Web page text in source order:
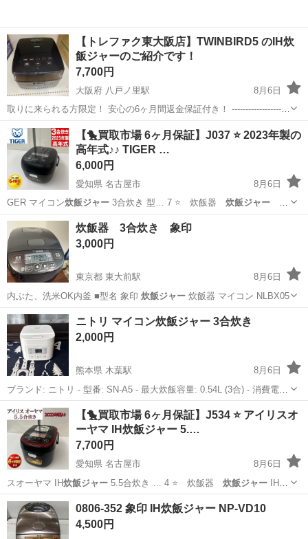
【トレファク東大阪店】TWINBIRD5 のIH炊
飯ジャーのご紹介です！
7,700円
大阪府 八戸ノ里駅
8月6日
取りに来られる方限定！ 安心の6ヶ月間返金保証付き！ ---------------------
--------------------------- ●商品情報 メーカー：TWINBIRD 型番 ：RM-
D793 ...
大阪 東大阪市 八戸ノ里駅 キッチン家電 TWINBIRD
【🐤買取市場 6ヶ月保証】J037 ⭐ 2023年製の
高年式♪♪ TIGER …
6,000円
愛知県 名古屋市
8月6日
GER マイコン炊飯ジャー3合炊き 型… 7 ⭐ 炊飯器 炊飯ジャー
TIGER マ…
愛知 名古屋市 キッチン家電 TIGER
炊飯器 3合炊き 象印
3,000円
東京都 東大前駅
8月6日
内ぶた、洗米OK内釜 ■型名 象印 炊飯ジャー炊飯器 マイコン NLBX05
東京 文京区 東大前駅 キッチン家電
ニトリ マイコン炊飯ジャー 3合炊き
2,000円
熊本県 木葉駅
8月6日
ブランド: ニトリ - 型番: SN-A5 - 最大炊飯容量: 0.54L (3合) - 消費電
力: 380W - 対応メニュー: 白米、無洗米、玄米、胚芽米、おかゆ - カラ
ー: ホワイト
熊本 山鹿市 木葉駅 キッチン家電
【🐤買取市場 6ヶ月保証】J534 ⭐ アイリスオ
ーヤマ IH炊飯ジャー 5.…
7,700円
愛知県 名古屋市
8月6日
スオーヤマ IH炊飯ジャー5.5合炊き … 4 ⭐ 炊飯器 炊飯ジャーIH
アイリス…
愛知 名古屋市 キッチン家電 KRC
0806-352 象印 IH炊飯ジャー NP-VD10
4,500円